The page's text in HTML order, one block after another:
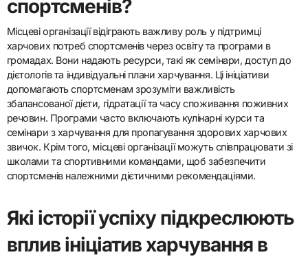
спортсменів?
Місцеві організації відіграють важливу роль у підтримці
харчових потреб спортсменів через освіту та програми в
громадах. Вони надають ресурси, такі як семінари, доступ до
дієтологів та індивідуальні плани харчування. Ці ініціативи
допомагають спортсменам зрозуміти важливість
збалансованої дієти, гідратації та часу споживання поживних
речовин. Програми часто включають кулінарні курси та
семінари з харчування для пропагування здорових харчових
звичок. Крім того, місцеві організації можуть співпрацювати зі
школами та спортивними командами, щоб забезпечити
спортсменів належними дієтичними рекомендаціями.
Які історії успіху підкреслюють
вплив ініціатив харчування в